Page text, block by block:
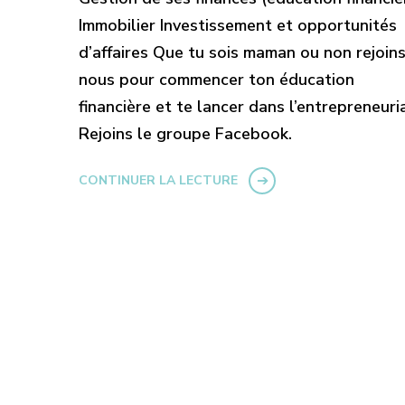
Immobilier Investissement et opportunités
d’affaires Que tu sois maman ou non
nous pour commencer ton éducation
financière et te lancer dans
Rejoins le groupe Facebook.
CONTINUER LA LECTURE